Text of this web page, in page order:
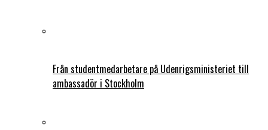
Från studentmedarbetare på Udenrigsministeriet till
ambassadör i Stockholm